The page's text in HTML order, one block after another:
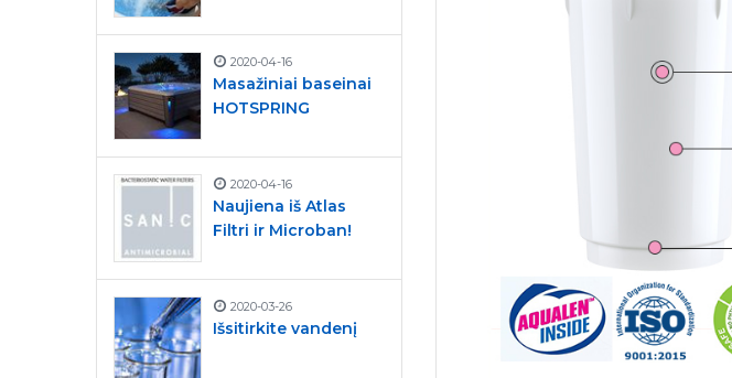
2020-04-16
Masažiniai baseinai
HOTSPRING
2020-04-16
Naujiena iš Atlas
Filtri ir Microban!
2020-03-26
Išsitirkite vandenį